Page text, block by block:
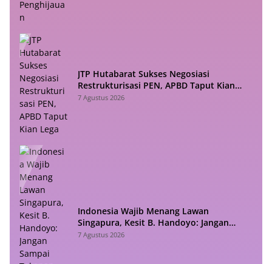
JTP Hutabarat Sukses Negosiasi
Restrukturisasi PEN, APBD Taput Kian
Lega
7 Agustus 2026
Indonesia Wajib Menang Lawan
Singapura, Kesit B. Handoyo: Jangan
Sampai Tekanan Jadi Bumerang
7 Agustus 2026